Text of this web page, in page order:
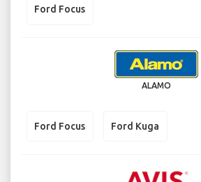
Ford Focus
ALAMO
Ford Focus Ford Kuga